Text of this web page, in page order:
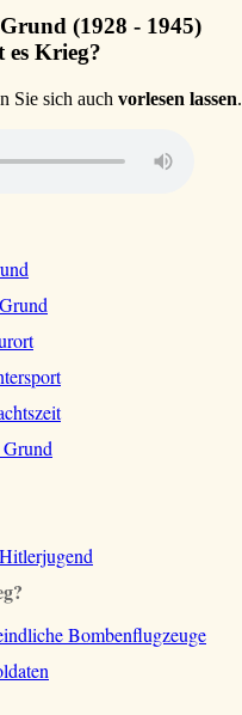
(1928 - 1945)
es Krieg?
Sie sich auch vorlesen lassen
Bombenflugzeuge